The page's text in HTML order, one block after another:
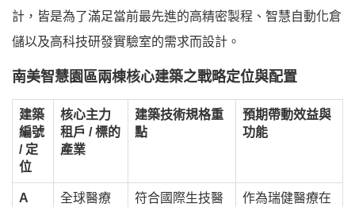
計，皆是為了滿足當前最先進的高精密製程、智慧自動化倉
儲以及高科技研發實驗室的需求而設計。
南美智慧園區兩棟核心建築之戰略定位與配置
建築
編號
/ 定
位
核心主力
租戶 / 標的
產業
建築技術規格重
點
預期帶動效益與
功能
A
全球醫療
符合國際生技醫
作為瑞健醫療在